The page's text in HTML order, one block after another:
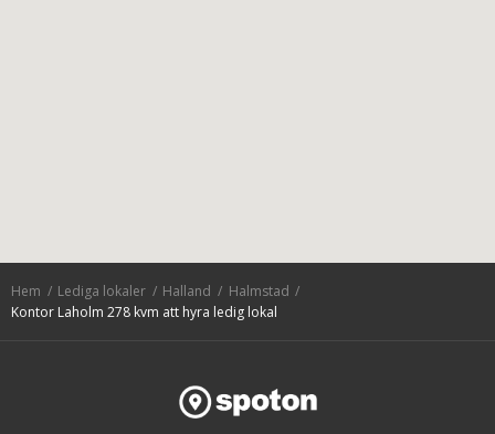
Hem Lediga lokaler Halland
Halmstad
Kontor Laholm 278 kvm att hyra ledig lokal